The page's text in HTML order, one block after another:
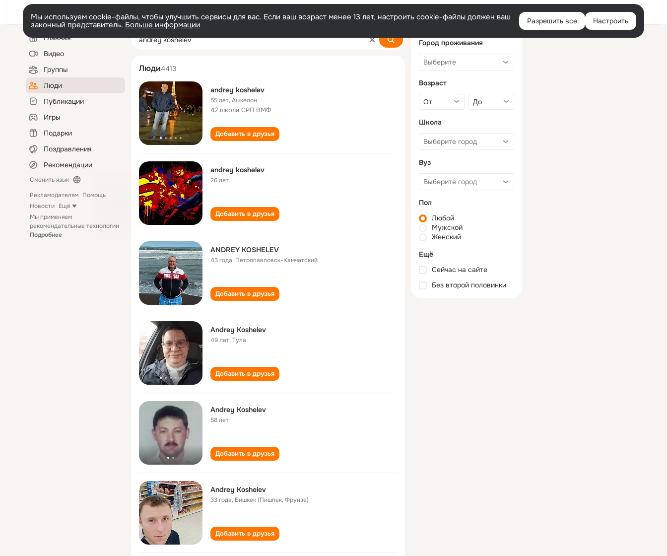
Войти
Мы используем cookie-файлы, чтобы улучшить сервисы для вас. Если ваш возраст менее 13 лет, настроить cookie-файлы должен ваш
законный представитель. Больше информации Разрешить все Настроить
Левая
колонкаГлавная
Видео
Группы
Люди
Публикации
Игры
Подарки
Поздравления
Рекомендации
Сменить язык
Рекламодателям Помощь
Новости Ещё
Мы применяем
рекомендательные технологии
Подробнее
andrey koshelev
Люди4413
andrey koshelev
55 лет,Ашкелон
42 школа СРП ВМФ
Добавить в друзья
andrey koshelev
26 лет
Добавить в друзья
ANDREY KOSHELEV
43 года, Петропавловск-Камчатский
Добавить в друзья
Andrey Koshelev
49 лет,Тула
Добавить в друзья
Andrey Koshelev
58 лет
Добавить в друзья
Andrey Koshelev
33 года, Бишкек (Пишпек, Фрунзе)
Добавить в друзья
Город проживания
Возраст
Школа
Вуз
Пол
Любой
Мужской
Женский
Ещё
Сейчас на сайте
Без второй половинки